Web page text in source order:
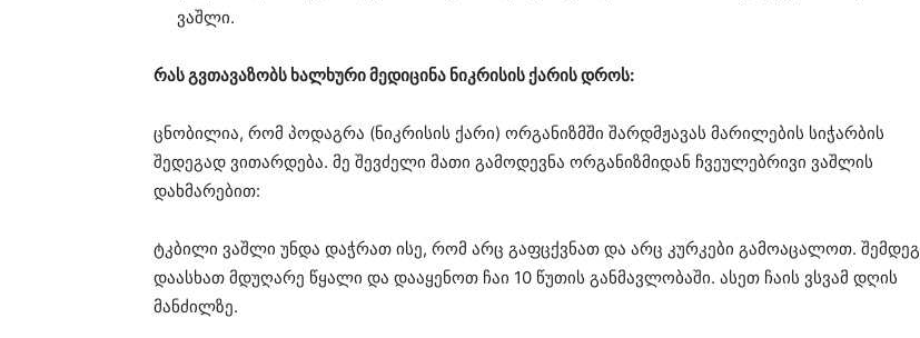
ვაშლი.
რას გვთავაზობს ხალხური მედიცინა ნიკრისის ქარის დროს:
ცნობილია, რომ პოდაგრა (ნიკრისის ქარი) ორგანიზმში შარდმჟავას მარილების სიჭარბის
შედეგად ვითარდება. მე შევძელი მათი გამოდევნა ორგანიზმიდან ჩვეულებრივი ვაშლის
დახმარებით:
ტკბილი ვაშლი უნდა დაჭრათ ისე, რომ არც გაფცქვნათ და არც კურკები გამოაცალოთ. შემდეგ
დაასხათ მდუღარე წყალი და დააყენოთ ჩაი 10 წუთის განმავლობაში. ასეთ ჩაის ვსვამ დღის
მანძილზე.